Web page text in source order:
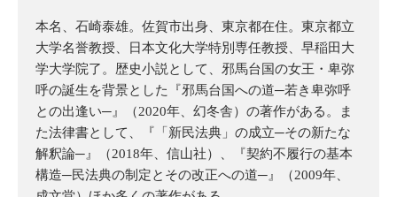
本名、石崎泰雄。佐賀市出身、東京都在住。東京都立
大学名誉教授、日本文化大学特別専任教授、早稲田大
学大学院了。歴史小説として、邪馬台国の女王・卑弥
呼の誕生を背景とした『邪馬台国への道─若き卑弥呼
との出逢い─』（2020年、幻冬舎）の著作がある。ま
た法律書として、『「新民法典」の成立─その新たな
解釈論─』（2018年、信山社）、『契約不履行の基本
構造─民法典の制定とその改正への道─』（2009年、